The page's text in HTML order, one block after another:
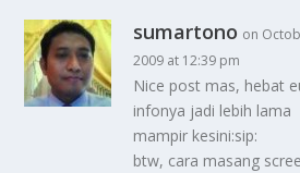
sumartono on
2009 at 12:39 pm
Nice post mas, hebat
infonya jadi lebih lama
mampir kesini:sip:
btw, cara masang